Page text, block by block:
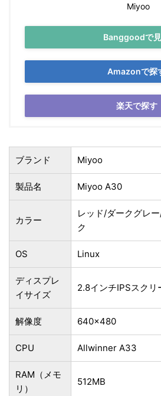
Miyoo
Banggoodで
Amazonで探
楽天で探す
ブランド Miyoo
製品名 Miyoo A30
カラー
レッド/ダークグレ
ク
OS Linux
ディスプレ
イサイズ
2.8インチIPSスクリ
解像度 640×480
CPU Allwinner A33
RAM（メモ
リ）
512MB